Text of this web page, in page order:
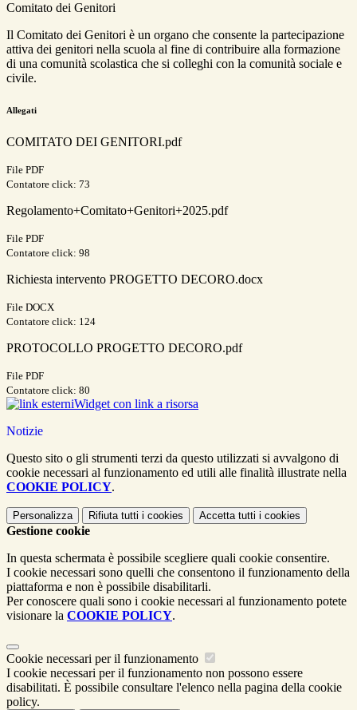
Comitato dei Genitori
Il Comitato dei Genitori è un organo che consente la partecipazione
attiva dei genitori nella scuola al fine di contribuire alla formazione
di una comunità scolastica che si colleghi con la comunità sociale e
civile.
Allegati
COMITATO DEI GENITORI.pdf
File PDF
Contatore click: 73
Regolamento+Comitato+Genitori+2025.pdf
File PDF
Contatore click: 98
Richiesta intervento PROGETTO DECORO.docx
File DOCX
Contatore click: 124
PROTOCOLLO PROGETTO DECORO.pdf
File PDF
Contatore click: 80
Widget con link a risorsa
Notizie
Questo sito o gli strumenti terzi da questo utilizzati si avvalgono di
cookie necessari al funzionamento ed utili alle finalità illustrate nella
COOKIE POLICY.
Personalizza Rifiuta tutti i cookies Accetta tutti i cookies
Gestione cookie
In questa schermata è possibile scegliere quali cookie consentire.
I cookie necessari sono quelli che consentono il funzionamento della
piattaforma e non è possibile disabilitarli.
Per conoscere quali sono i cookie necessari al funzionamento potete
visionare la COOKIE POLICY.
Cookie necessari per il funzionamento
I cookie necessari per il funzionamento non possono essere
disabilitati. È possibile consultare l'elenco nella pagina della cookie
policy.